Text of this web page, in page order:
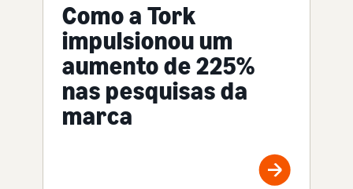
Como a Tork
impulsionou um
aumento de 225%
nas pesquisas da
marca